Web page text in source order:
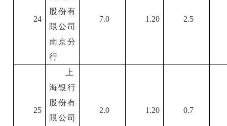
24
股份有
限公司
南京分
行
7.0 1.20 2.5
25
上
海银行
股份有
限公司
2.0 1.20 0.7